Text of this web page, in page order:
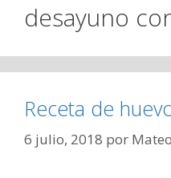
desayuno
Receta de
6 julio, 2018 por